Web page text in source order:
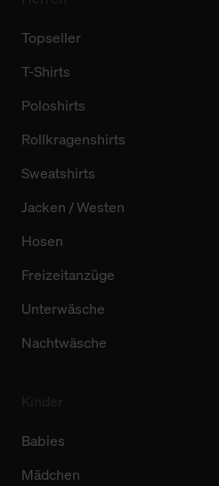
Topseller
T-Shirts
Poloshirts
Rollkragenshirts
Sweatshirts
Jacken / Westen
Hosen
Freizeitanzüge
Unterwäsche
Nachtwäsche
Babies
Mädchen